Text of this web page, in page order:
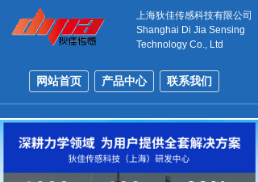
上海狄佳传感科技有限公司
Shanghai Di Jia Sensing
Technology Co., Ltd
网站首页 产品中心 联系我们
Double click here to add text